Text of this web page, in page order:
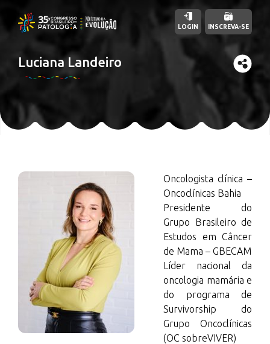
Luciana Landeiro
LOGIN INSCREVA-SE
Oncologista clínica –
Oncoclínicas Bahia
Presidente do
Grupo Brasileiro de
Estudos em Câncer
de Mama – GBECAM
Líder nacional da
oncologia mamária e
do programa de
Survivorship do
Grupo Oncoclínicas
(OC sobreVIVER)